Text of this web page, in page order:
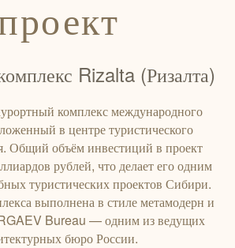
Rizalta (Ризалта)
комплекс международного
в центре туристического
Общий объём инвестиций в проект
рублей, что делает его одним
туристических проектов Сибири.
выполнена в стиле метамодерн и
Bureau — одним из ведущих
бюро России.